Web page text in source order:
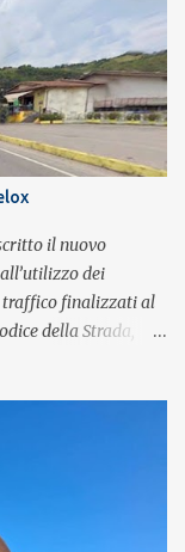
celebre gruppo. Lo
in onore di
sul palco è
Fabrizio
chitarra e voce, e
direttamente da
Rock You.
il nuovo
dei
traffico finalizzati al
della Strada,
di velocità. Il
a seguito del